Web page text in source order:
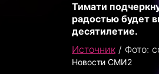
Тимати
радостью будет
десятилетие.
Источник / Фото:
Новости СМИ2